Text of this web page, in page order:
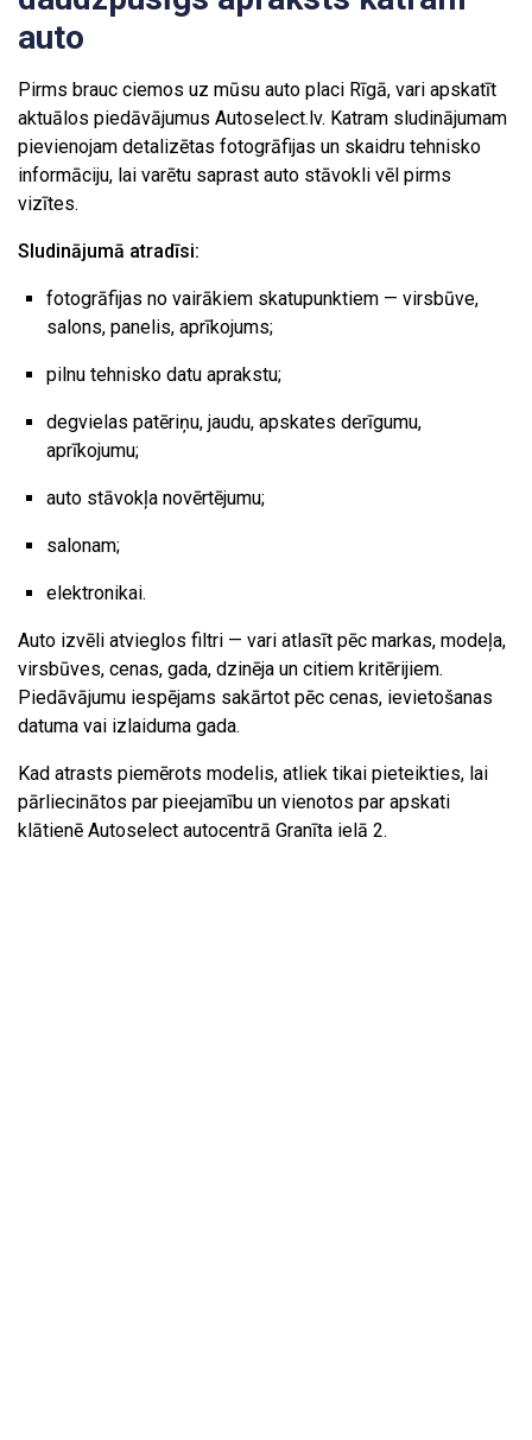
auto
Pirms brauc ciemos uz mūsu auto placi Rīgā, vari apskatīt
aktuālos piedāvājumus Autoselect.lv. Katram sludinājumam
pievienojam detalizētas fotogrāfijas un skaidru tehnisko
informāciju, lai varētu saprast auto stāvokli vēl pirms
vizītes.
Sludinājumā atradīsi:
fotogrāfijas no vairākiem skatupunktiem — virsbūve,
salons, panelis, aprīkojums;
pilnu tehnisko datu aprakstu;
degvielas patēriņu, jaudu, apskates derīgumu,
aprīkojumu;
auto stāvokļa novērtējumu;
salonam;
elektronikai.
Auto izvēli atvieglos filtri — vari atlasīt pēc markas, modeļa,
virsbūves, cenas, gada, dzinēja un citiem kritērijiem.
Piedāvājumu iespējams sakārtot pēc cenas, ievietošanas
datuma vai izlaiduma gada.
Kad atrasts piemērots modelis, atliek tikai pieteikties, lai
pārliecinātos par pieejamību un vienotos par apskati
klātienē Autoselect autocentrā Granīta ielā 2.